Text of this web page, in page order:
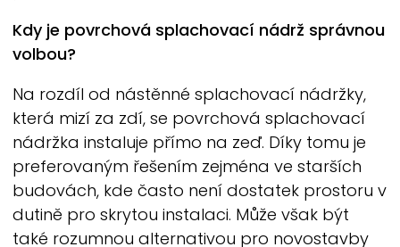
Kdy je povrchová splachovací nádrž správnou
volbou?
Na rozdíl od nástěnné splachovací nádržky,
která mizí za zdí, se povrchová splachovací
nádržka instaluje přímo na zeď. Díky tomu je
preferovaným řešením zejména ve starších
budovách, kde často není dostatek prostoru v
dutině pro skrytou instalaci. Může však být
také rozumnou alternativou pro novostavby